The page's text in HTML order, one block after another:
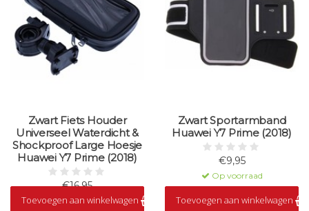
Zwart Fiets Houder
Universeel Waterdicht &
Shockproof Large Hoesje
Huawei Y7 Prime (2018)
€16,95
Op voorraad
Toevoegen aan winkelwagen
Zwart Sportarmband
Huawei Y7 Prime (2018)
€9,95
Op voorraad
Toevoegen aan winkelwagen